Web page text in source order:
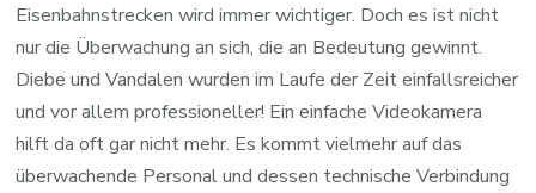
Eisenbahnstrecken wird immer wichtiger. Doch es ist nicht
nur die Überwachung an sich, die an Bedeutung gewinnt.
Diebe und Vandalen wurden im Laufe der Zeit einfallsreicher
und vor allem professioneller! Ein einfache Videokamera
hilft da oft gar nicht mehr. Es kommt vielmehr auf das
überwachende Personal und dessen technische Verbindung